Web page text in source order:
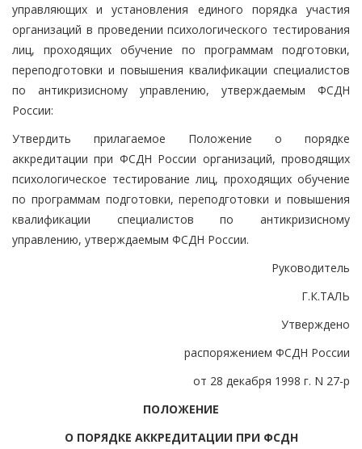
управляющих и установления единого порядка участия
организаций в проведении психологического тестирования
лиц, проходящих обучение по программам подготовки,
переподготовки и повышения квалификации специалистов
по антикризисному управлению, утверждаемым ФСДН
России:
Утвердить прилагаемое Положение о порядке
аккредитации при ФСДН России организаций, проводящих
психологическое тестирование лиц, проходящих обучение
по программам подготовки, переподготовки и повышения
квалификации специалистов по антикризисному
управлению, утверждаемым ФСДН России.
Руководитель
Г.К.ТАЛЬ
Утверждено
распоряжением ФСДН России
от 28 декабря 1998 г. N 27-р
ПОЛОЖЕНИЕ
О ПОРЯДКЕ АККРЕДИТАЦИИ ПРИ ФСДН